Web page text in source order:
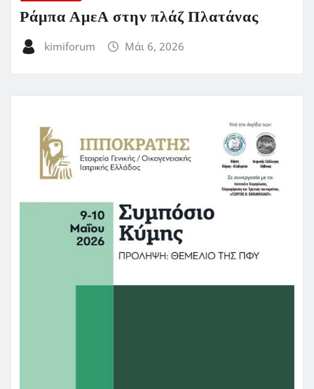
Ράμπα ΑμεΑ στην πλάζ Πλατάνας
kimiforum Μάι 6, 2026